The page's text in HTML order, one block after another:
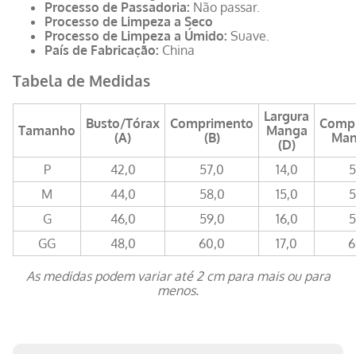
Processo de Passadoria: Não passar.
Processo de Limpeza a Seco
Processo de Limpeza a Úmido: Suave.
País de Fabricação: China
Tabela de Medidas
Tamanho
Busto/Tórax
(A)
Comprimento
(B)
Largura
Manga
(D)
P
42,0 57,0 14,0
M
44,0 58,0 15,0
G
46,0 59,0 16,0
GG
48,0 60,0 17,0
As medidas podem variar até 2 cm para mais ou para
menos.